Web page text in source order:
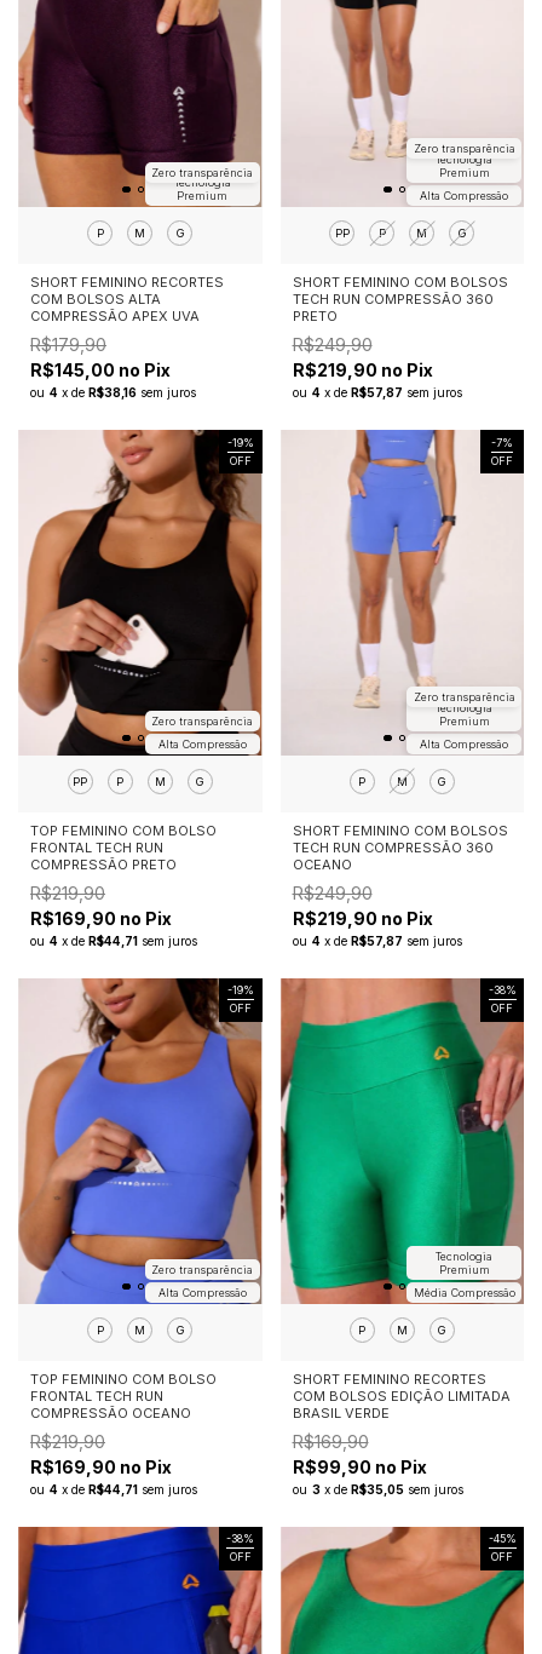
Tecnologia
Premium
Zero transparência
P M G
SHORT FEMININO RECORTES
COM BOLSOS ALTA
COMPRESSÃO APEX UVA
R$179,90
R$145,00 no Pix
ou 4 x de R$38,16 sem juros
Alta Compressão
Tecnologia
Premium
Zero transparência
PP P M G
SHORT FEMININO COM BOLSOS
TECH RUN COMPRESSÃO 360
PRETO
R$249,90
R$219,90 no Pix
ou 4 x de R$57,87 sem juros
-19%
OFF
Alta Compressão
Zero transparência
PP P M G
TOP FEMININO COM BOLSO
FRONTAL TECH RUN
COMPRESSÃO PRETO
R$219,90
R$169,90 no Pix
ou 4 x de R$44,71 sem juros
-7%
OFF
Alta Compressão
Tecnologia
Premium
Zero transparência
P M G
SHORT FEMININO COM BOLSOS
TECH RUN COMPRESSÃO 360
OCEANO
R$249,90
R$219,90 no Pix
ou 4 x de R$57,87 sem juros
-19%
OFF
Alta Compressão
Zero transparência
P M G
TOP FEMININO COM BOLSO
FRONTAL TECH RUN
COMPRESSÃO OCEANO
R$219,90
R$169,90 no Pix
ou 4 x de R$44,71 sem juros
-38%
OFF
Média Compressão
Tecnologia
Premium
P M G
SHORT FEMININO RECORTES
COM BOLSOS EDIÇÃO LIMITADA
BRASIL VERDE
R$169,90
R$99,90 no Pix
ou 3 x de R$35,05 sem juros
-38%
OFF
-45%
OFF